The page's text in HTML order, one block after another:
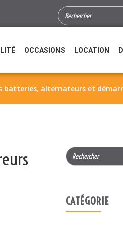
SEARCH
FOR:
OCCASIONS LOCATION
batteries, alternateurs et
Search
for:
CATÉGORIE